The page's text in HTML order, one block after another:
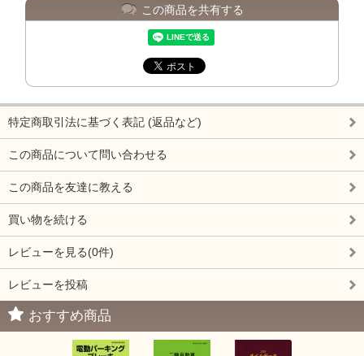
この商品を共有する
特定商取引法に基づく表記 (返品など)
この商品について問い合わせる
この商品を友達に教える
買い物を続ける
レビューを見る(0件)
レビューを投稿
おすすめ商品